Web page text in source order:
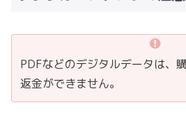
PDFなどのデジタルデータは、
返金ができません。